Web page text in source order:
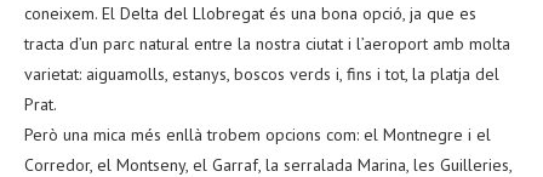
coneixem. El Delta del Llobregat és una bona opció, ja que es
tracta d’un parc natural entre la nostra ciutat i l’aeroport amb molta
varietat: aiguamolls, estanys, boscos verds i, fins i tot, la platja del
Prat.
Però una mica més enllà trobem opcions com: el Montnegre i el
Corredor, el Montseny, el Garraf, la serralada Marina, les Guilleries,